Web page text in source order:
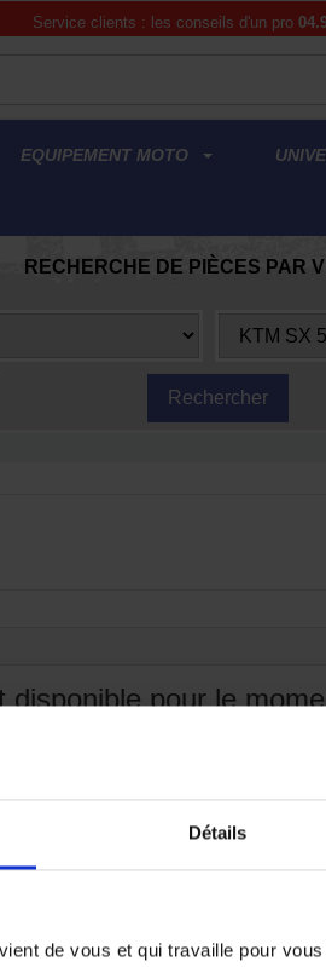
Détails
de vous et qui travaille pour
Service clients : les conseils d'un pro
EQUIPEMENT MOTO
RECHERCHE DE PIÈCES PAR
disponible pour le
produits seront affichés ici